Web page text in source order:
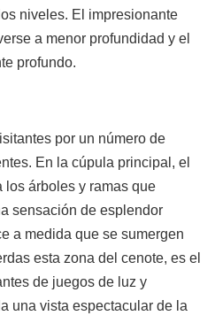
niveles. El impresionante
a menor profundidad y el
profundo.
por un número de
En la cúpula principal, el
los árboles y ramas que
sensación de esplendor
a medida que se sumergen
esta zona del cenote, es el
de juegos de luz y
una vista espectacular de la